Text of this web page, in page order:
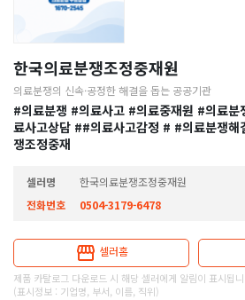
한국의료분쟁조정중재원
의료분쟁의 신속·공정한 해결을 돕는 공공기관
#의료분쟁 #의료사고 #의료중재원 #의료분
료사고상담 ##의료사고감정 # #의료분쟁해
쟁조정중재
셀러명
한국의료분쟁조정중재원
전화번호
0504-3179-6478
셀러홈
제품 카탈로그 다운로드 시 해당 셀러에게 알림이 표시됩
(표시정보 : 기업명, 부서, 이름, 직위)